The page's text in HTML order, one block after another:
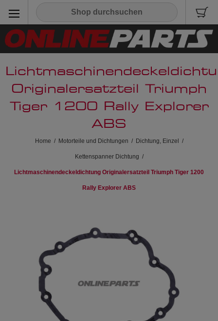
Originalersatzteil Triumph
Tiger 1200 Rally Explorer
ABS
Home / Motorteile und Dichtungen / Dichtung, Einzel /
Kettenspanner Dichtung /
Lichtmaschinendeckeldichtung Originalersatzteil Triumph Tiger 1200
Rally Explorer ABS